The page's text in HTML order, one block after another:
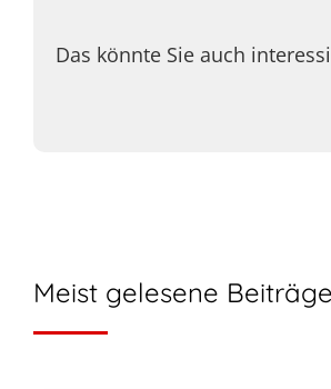
Das könnte Sie auch
Meist gelesene Beiträge